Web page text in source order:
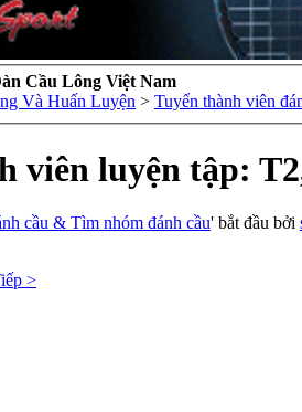
Cầu Lông Việt Nam
Và Huấn Luyện > Tuyển thành viên
viên luyện tập:
cầu & Tìm nhóm đánh cầu' bắt đầu bởi
>